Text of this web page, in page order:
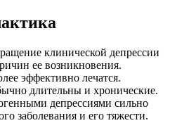
клинической депрессии
ее возникновения.
эффективно лечатся.
длительны и хронические.
депрессиями сильно
заболевания и его тяжести.